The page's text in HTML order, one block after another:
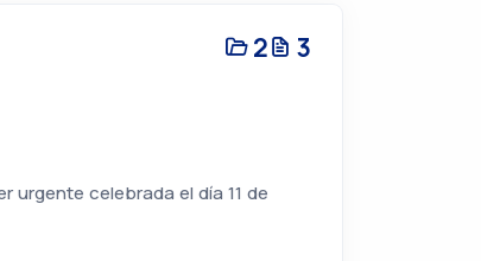
2 3
urgente celebrada el día 11 de